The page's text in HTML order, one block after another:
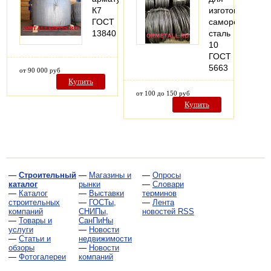
К7
ГОСТ
13840
от 90 000 руб
Купить
изготовления
саморезов
сталь
10
ГОСТ
5663
от 100 до 150 руб
Купить
— Строительный
каталог
— Каталог
строительных
компаний
— Товары и
услуги
— Статьи и
обзоры
— Фотогалереи
— Магазины и
рынки
— Выставки
— ГОСТы,
СНИПы,
СанПиНы
— Новости
недвижимости
— Новости
компаний
— Опросы
— Словари
терминов
— Лента
новостей RSS